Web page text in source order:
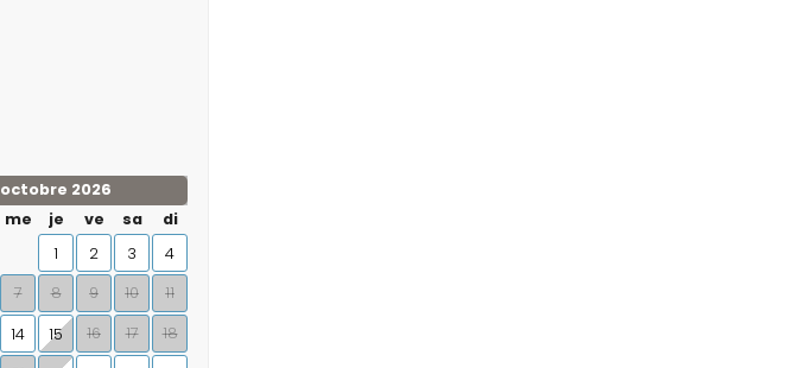
octobre 2026
me je ve sa
di
1
2 3
4
7 8 9 10 11
14 15 16 17
18